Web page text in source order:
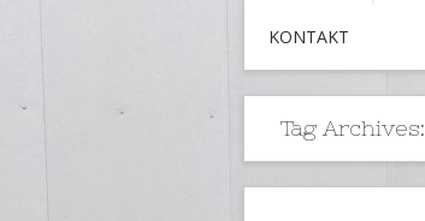
KONTAKT
Tag Archives: